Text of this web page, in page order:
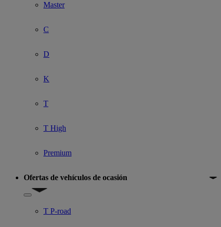
Master
C
D
K
T
T High
Premium
Ofertas de vehículos de ocasión
Show submenu for Ofertas de vehículos de ocasión
T P-road